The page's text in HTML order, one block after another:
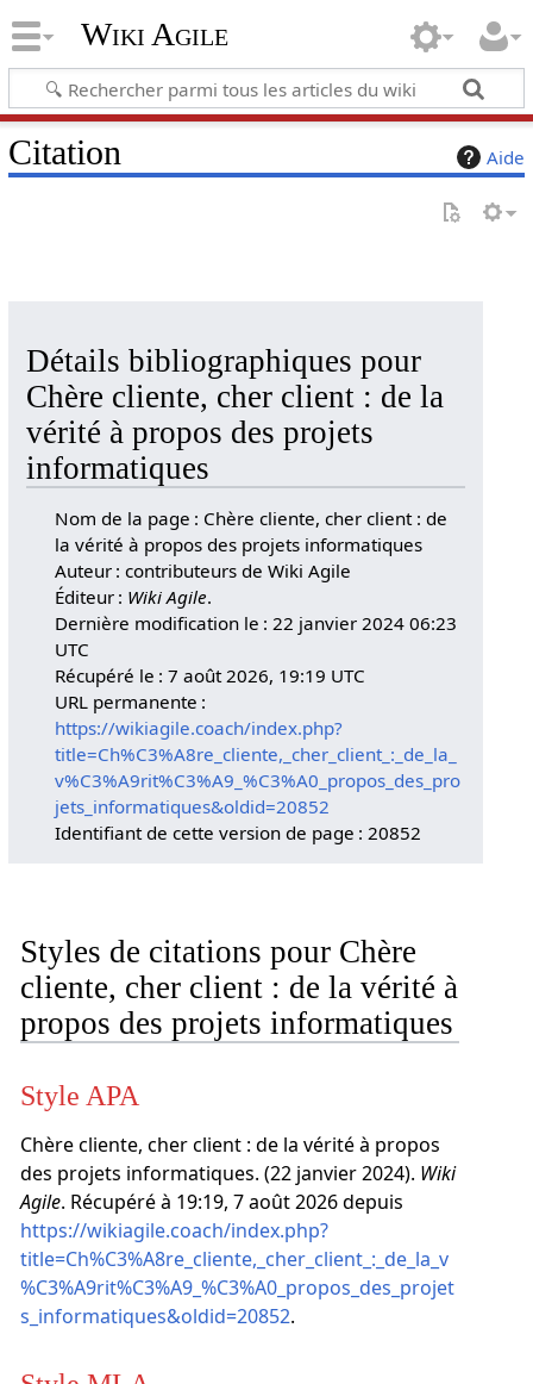
Wiki Agile
Aide
Citation
Détails bibliographiques pour
Chère cliente, cher client : de la
vérité à propos des projets
informatiques
Nom de la page : Chère cliente, cher client : de
la vérité à propos des projets informatiques
Auteur : contributeurs de Wiki Agile
Éditeur : Wiki Agile.
Dernière modification le : 22 janvier 2024 06:23
UTC
Récupéré le : 7 août 2026, 19:19 UTC
URL permanente :
https://wikiagile.coach/index.php?
title=Ch%C3%A8re_cliente,_cher_client_:_de_la_
v%C3%A9rit%C3%A9_%C3%A0_propos_des_pro
jets_informatiques&oldid=20852
Identifiant de cette version de page : 20852
Styles de citations pour Chère
cliente, cher client : de la vérité à
propos des projets informatiques
Style APA
Chère cliente, cher client : de la vérité à propos
des projets informatiques. (22 janvier 2024). Wiki
Agile. Récupéré à 19:19, 7 août 2026 depuis
https://wikiagile.coach/index.php?
title=Ch%C3%A8re_cliente,_cher_client_:_de_la_v
%C3%A9rit%C3%A9_%C3%A0_propos_des_projet
s_informatiques&oldid=20852.